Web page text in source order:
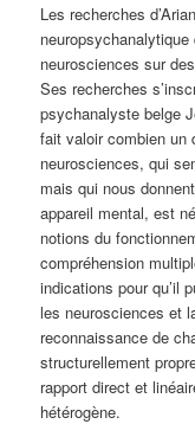
Les recherches
neurosciences sur
Ses recherches
psychanalyste belge
fait valoir combien un
neurosciences, qui
mais qui nous
appareil mental, est
notions du
compréhension
indications pour qu’il
les neurosciences et
reconnaissance de
structurellement
rapport direct et
hétérogène.